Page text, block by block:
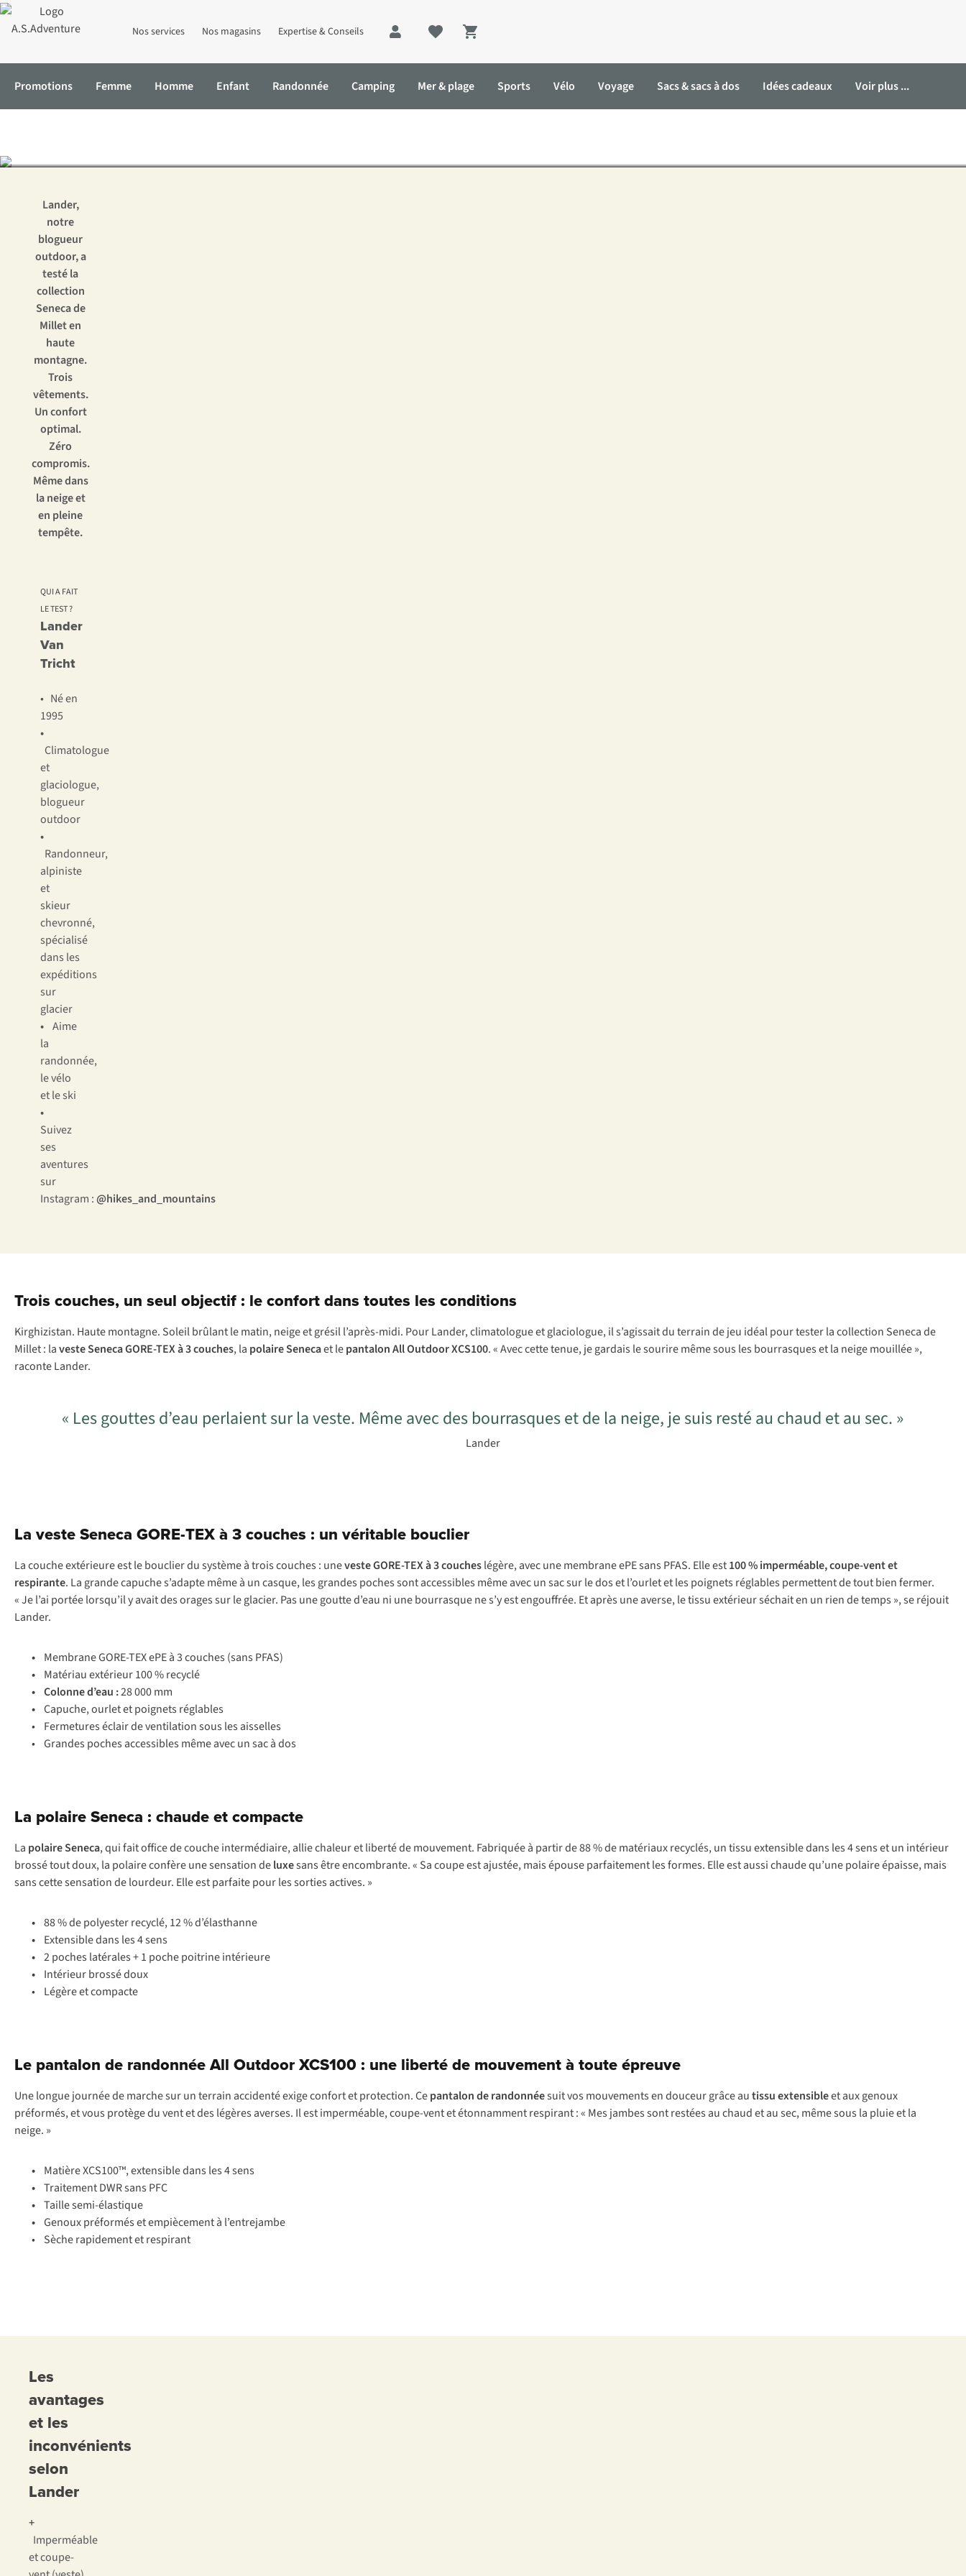
Nos services Nos magasins Expertise & Conseils
Shopping cart
Promotions Femme Homme Enfant Randonnée Camping Mer & plage Sports Vélo Voyage Sacs & sacs à dos Idées cadeaux Voir plus ...
Testée au Kirghizistan : la collection Seneca de Millet
Lander,
notre
blogueur
outdoor, a
testé la
collection
Seneca de
Millet en
haute
montagne.
Trois
vêtements.
Un confort
optimal.
Zéro
compromis.
Même dans
la neige et
en pleine
tempête.
QUI A FAIT
LE TEST ?
Lander
Van
Tricht
• Né en
1995
•
Climatologue
et
glaciologue,
blogueur
outdoor
•
Randonneur,
alpiniste
et
skieur
chevronné,
spécialisé
dans les
expéditions
sur
glacier
• Aime
la
randonnée,
le vélo
et le ski
•
Suivez
ses
aventures
sur
Instagram :@hikes_and_mountains
Trois couches, un seul objectif : le confort dans toutes les conditions
Kirghizistan. Haute montagne. Soleil brûlant le matin, neige et grésil l’après-midi. Pour Lander, climatologue et glaciologue, il s’agissait du terrain de jeu idéal pour tester la collection Seneca de
Millet : laveste Seneca GORE-TEX à 3 couches, la polaire Senecaet lepantalon All Outdoor XCS100. « Avec cette tenue, je gardais le sourire même sous les bourrasques et la neige mouillée »,
raconte Lander.
« Les gouttes d’eau perlaient sur la veste. Même avec des bourrasques et de la neige, je suis resté au chaud et au sec. »
Lander
La veste Seneca GORE-TEX à 3 couches : un véritable bouclier
La couche extérieure est le bouclier du système à trois couches : uneveste GORE-TEX à 3 coucheslégère, avec une membrane ePE sans PFAS. Elle est100 % imperméable, coupe-vent et
respirante. La grande capuche s’adapte même à un casque, les grandes poches sont accessibles même avec un sac sur le dos et l’ourlet et les poignets réglables permettent de tout bien fermer.
« Je l’ai portée lorsqu’il y avait des orages sur le glacier. Pas une goutte d’eau ni une bourrasque ne s’y est engouffrée. Et après une averse, le tissu extérieur séchait en un rien de temps »,se réjouit
Lander.
• Membrane GORE-TEX ePE à 3 couches (sans PFAS)
• Matériau extérieur 100 % recyclé
• Colonne d’eau :28 000 mm
• Capuche, ourlet et poignets réglables
• Fermetures éclair de ventilation sous les aisselles
• Grandes poches accessibles même avec un sac à dos
La polaire Seneca : chaude et compacte
La polaire Seneca, qui fait office de couche intermédiaire, allie chaleur et liberté de mouvement. Fabriquée à partir de 88 % de matériaux recyclés, un tissu extensible dans les 4 sens et un intérieur
brossé tout doux, la polaire confère une sensation deluxesans être encombrante. « Sa coupe est ajustée, mais épouse parfaitement les formes. Elle est aussi chaude qu’une polaire épaisse, mais
sans cette sensation de lourdeur. Elle est parfaite pour les sorties actives. »
• 88 % de polyester recyclé, 12 % d’élasthanne
• Extensible dans les 4 sens
• 2 poches latérales + 1 poche poitrine intérieure
• Intérieur brossé doux
• Légère et compacte
Le pantalon de randonnée All Outdoor XCS100 : une liberté de mouvement à toute épreuve
Une longue journée de marche sur un terrain accidenté exige confort et protection. Cepantalon de randonnéesuit vos mouvements en douceur grâce autissu extensibleet aux genoux
préformés, et vous protège du vent et des légères averses. Il est imperméable, coupe-vent et étonnamment respirant :« Mes jambes sont restées au chaud et au sec, même sous la pluie et la
neige. »
• Matière XCS100™, extensible dans les 4 sens
• Traitement DWR sans PFC
• Taille semi-élastique
• Genoux préformés et empiècement à l’entrejambe
• Sèche rapidement et respirant
Les
avantages
et les
inconvénients
selon
Lander
+
Imperméable
et coupe-